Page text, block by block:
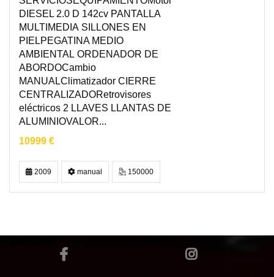
DIESEL 2.0 D 142cv PANTALLA
MULTIMEDIA SILLONES EN
PIELPEGATINA MEDIO
AMBIENTAL ORDENADOR DE
ABORDOCambio
MANUALClimatizador CIERRE
CENTRALIZADORetrovisores
eléctricos 2 LLAVES LLANTAS DE
ALUMINIOVALOR...
10999 €
2009 manual 150000